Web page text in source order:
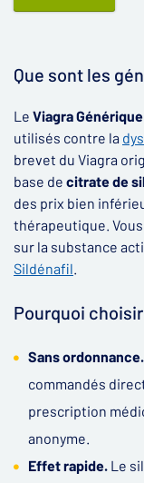
Que sont les
Le Viagra Générique
utilisés contre la
brevet du Viagra
base de citrate de
des prix bien
thérapeutique.
sur la substance
Sildénafil.
Pourquoi
Sans ordonnance.
commandés
prescription
anonyme.
Effet rapide. Le